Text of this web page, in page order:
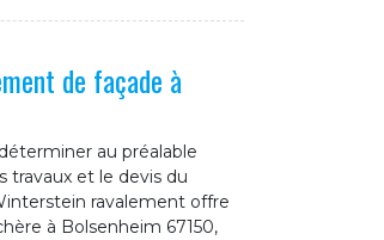
de façade à
au préalable
travaux et le devis du
ravalement offre
à Bolsenheim 67150,